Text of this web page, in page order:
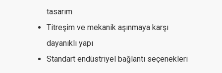
tasarım
Titreşim ve mekanik aşınmaya karşı
dayanıklı yapı
Standart endüstriyel bağlantı seçenekleri